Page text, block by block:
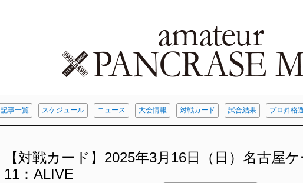
記事一覧 スケジュール ニュース 大会情報 対戦カード 試合結果 プロ昇格
【対戦カード】2025年3月16日（日）名古屋
11：ALIVE